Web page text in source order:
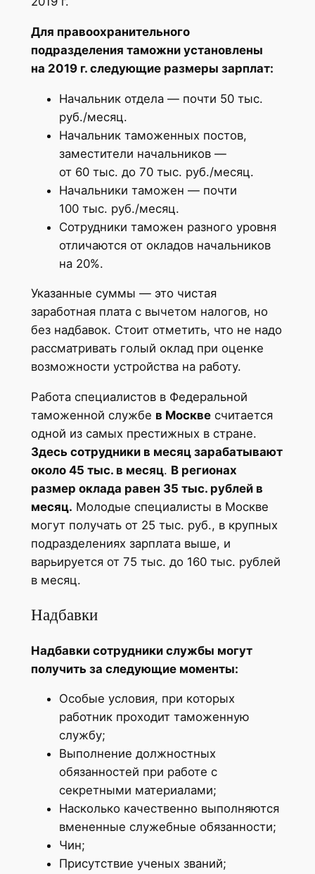
Для правоохранительного
подразделения таможни установлены
на 2019 г. следующие размеры зарплат:
Начальник отдела — почти 50 тыс.
руб./месяц.
Начальник таможенных постов,
заместители начальников —
от 60 тыс. до 70 тыс. руб./месяц.
Начальники таможен — почти
100 тыс. руб./месяц.
Сотрудники таможен разного уровня
отличаются от окладов начальников
на 20%.
Указанные суммы — это чистая
заработная плата с вычетом налогов, но
без надбавок. Стоит отметить, что не надо
рассматривать голый оклад при оценке
возможности устройства на работу.
Работа специалистов в Федеральной
таможенной службе в Москвесчитается
одной из самых престижных в стране.
Здесь сотрудники в месяц зарабатывают
около 45 тыс. в месяц. В регионах
размер оклада равен 35 тыс. рублей в
месяц. Молодые специалисты в Москве
могут получать от 25 тыс. руб., в крупных
подразделениях зарплата выше, и
варьируется от 75 тыс. до 160 тыс. рублей
в месяц.
Надбавки
Надбавки сотрудники службы могут
получить за следующие моменты:
Особые условия, при которых
работник проходит таможенную
службу;
Выполнение должностных
обязанностей при работе с
секретными материалами;
Насколько качественно выполняются
вмененные служебные обязанности;
Чин;
Присутствие ученых званий;